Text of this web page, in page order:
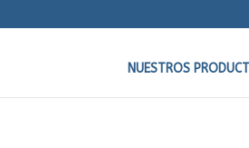
NUESTROS